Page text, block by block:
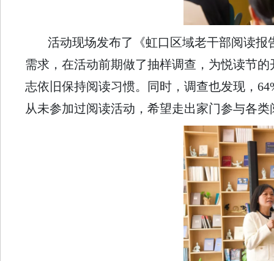
活动现场发布了《虹口区域老干部阅读
需求，在活动前期做了抽样调查，为悦读节
志依旧保持阅读习惯。同时，调查也发现，
从未参加过阅读活动，希望走出家门参与各类